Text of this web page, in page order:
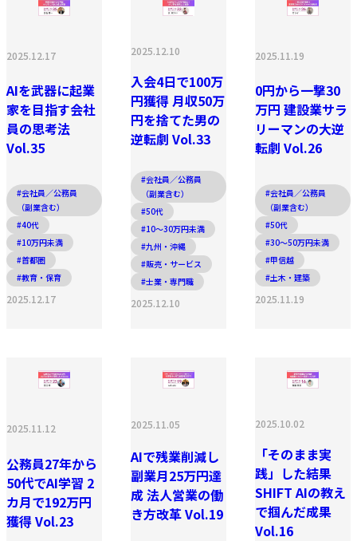
2025.12.17
AIを武器に起業
家を目指す会社
員の思考法
Vol.35
#会社員／公務員
（副業含む）
#40代
#10万円未満
#首都圏
#教育・保育
2025.12.17
2025.12.10
入会4日で100万
円獲得 月収50万
円を捨てた男の
逆転劇 Vol.33
#会社員／公務員
（副業含む）
#50代
#10〜30万円未満
#九州・沖縄
#販売・サービス
#士業・専門職
2025.12.10
2025.11.19
0円から一撃30
万円 建設業サラ
リーマンの大逆
転劇 Vol.26
#会社員／公務員
（副業含む）
#50代
#30〜50万円未満
#甲信越
#土木・建築
2025.11.19
2025.11.12
公務員27年から
50代でAI学習 2
カ月で192万円
獲得 Vol.23
2025.11.05
AIで残業削減し
副業月25万円達
成 法人営業の働
き方改革 Vol.19
2025.10.02
「そのまま実
践」した結果
SHIFT AIの教え
で掴んだ成果
Vol.16